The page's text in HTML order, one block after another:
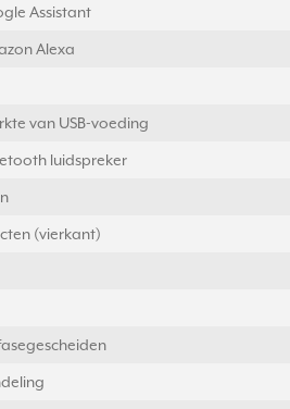
Assistant
Alexa
van USB-voeding
luidspreker
(vierkant)